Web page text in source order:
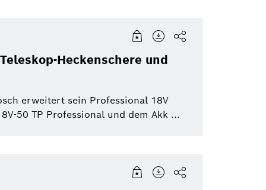
Heckenschere und
erweitert sein Professional 18V
50 TP Professional und dem Akk ...